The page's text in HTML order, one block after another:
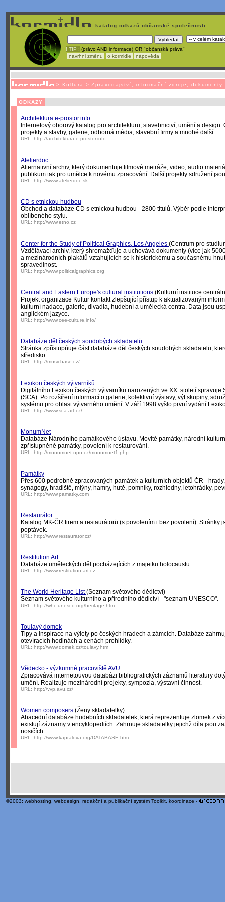
katalog odkazů občanské společnosti
! TIP : (právo AND informace) OR "občanská práva"
navrhni změnu
o kormidle nápověda
> Kultura >Zpravodajství, informační zdroje, dokumenty
ODKAZY
Architektura.e-prostor.info
Internetový oborový katalog pro architekturu, stavebnictví, umění a design.
projekty a stavby, galerie, odborná média, stavební firmy a mnohé další.
URL: http://architektura.e-prostor.info
Atelierdoc
Alternativní archiv, který dokumentuje filmové metráže, video, audio
publikum tak pro umělce k novému zpracování. Další projekty sdružení
URL: http://www.atelierdoc.sk
CD s etnickou hudbou
Obchod a databáze CD s etnickou hudbou - 2800 titulů. Výběr podle
oblíbeného stylu.
URL: http://www.etno.cz
Center for the Study of Political Graphics, Los Angeles (Centrum pro
Vzdělávací archiv, který shromažďuje a uchovává dokumenty (více jak
a mezinárodních plakátů vztahujících se k historickému a současnému
spravedlnost.
URL: http://www.politicalgraphics.org
Central and Eastern Europe's cultural institutions (Kulturní instituce
Projekt organizace Kultur kontakt zlepšující přístup k aktualizovaným
kulturní nadace, galerie, divadla, hudební a umělecká centra. Data jsou
anglickém jazyce.
URL: http://www.cee-culture.info/
Databáze děl českých soudobých skladatelů
Stránka zpřístupńuje část databáze děl českých soudobých skladatelů,
středisko.
URL: http://musicbase.cz/
Lexikon českých výtvarníků
Digitálního Lexikon českých výtvarníků narozených ve XX. století
(SCA). Po rozšíření informací o galerie, kolektivní výstavy, výt.skupiny,
systému pro oblast výtvarného umění. V září 1998 vyšlo první vydání
URL: http://www.sca-art.cz/
MonumNet
Databáze Národního památkového ústavu. Movité památky, národní
zpřístupněné památky, povolení k restaurování.
URL: http://monumnet.npu.cz/monumnet1.php
Památky
Přes 600 podrobně zpracovaných památek a kulturních objektů ČR -
synagogy, hradiště, mlýny, hamry, hutě, pomníky, rozhledny, letohrádky,
URL: http://www.pamatky.com
Restaurátor
Katalog MK-ČR firem a restaurátorů (s povolením i bez povolení). Stránky
poptávek.
URL: http://www.restaurator.cz/
Restitution Art
Databáze uměleckých děl pocházejících z majetku holocaustu.
URL: http://www.restitution-art.cz
The World Heritage List(Seznam světového dědictví)
Seznam světového kulturního a přírodního dědictví - "seznam UNESCO".
URL: http://whc.unesco.org/heritage.htm
Toulavý domek
Tipy a inspirace na výlety po českých hradech a zámcích. Databáze
otevíracích hodinách a cenách prohlídky.
URL: http://www.domek.cz/toulavy.htm
Vědecko - výzkumné pracoviště AVU
Zpracovává internetouvou databázi bibliografických záznamů literatury
umění. Realizuje mezinárodní projekty, sympozia, výstavní činnost.
URL: http://vvp.avu.cz/
Women composers (Ženy skladatelky)
Abacední databáze hudebních skladatelek, která reprezentuje zlomek z
existují záznamy v encyklopediích. Zahrnuje skladatelky jejichž díla jsou
nosičích.
URL: http://www.kapralova.org/DATABASE.htm
©2003; webhosting webdesign redakční a publikační systém Toolkit , koordinace -